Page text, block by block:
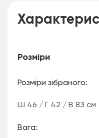
Розміри
Розміри зібраного
Ш 46 / Г 42 / В 83 см
Вага